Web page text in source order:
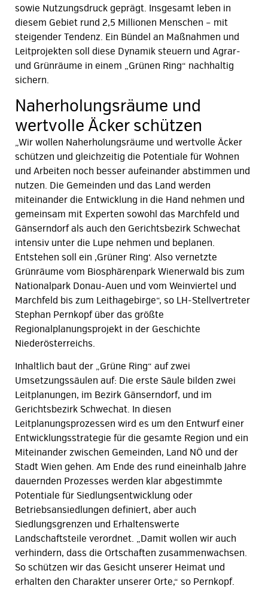
sowie Nutzungsdruck geprägt. Insgesamt leben in
diesem Gebiet rund 2,5 Millionen Menschen – mit
steigender Tendenz. Ein Bündel an Maßnahmen und
Leitprojekten soll diese Dynamik steuern und Agrar-
und Grünräume in einem „Grünen Ring“ nachhaltig
sichern.
Naherholungsräume und
wertvolle Äcker schützen
„Wir wollen Naherholungsräume und wertvolle Äcker
schützen und gleichzeitig die Potentiale für Wohnen
und Arbeiten noch besser aufeinander abstimmen und
nutzen. Die Gemeinden und das Land werden
miteinander die Entwicklung in die Hand nehmen und
gemeinsam mit Experten sowohl das Marchfeld und
Gänserndorf als auch den Gerichtsbezirk Schwechat
intensiv unter die Lupe nehmen und beplanen.
Entstehen soll ein ‚Grüner Ring‘. Also vernetzte
Grünräume vom Biosphärenpark Wienerwald bis zum
Nationalpark Donau-Auen und vom Weinviertel und
Marchfeld bis zum Leithagebirge“, so LH-Stellvertreter
Stephan Pernkopf über das größte
Regionalplanungsprojekt in der Geschichte
Niederösterreichs.
Inhaltlich baut der „Grüne Ring“ auf zwei
Umsetzungssäulen auf: Die erste Säule bilden zwei
Leitplanungen, im Bezirk Gänserndorf, und im
Gerichtsbezirk Schwechat. In diesen
Leitplanungsprozessen wird es um den Entwurf einer
Entwicklungsstrategie für die gesamte Region und ein
Miteinander zwischen Gemeinden, Land NÖ und der
Stadt Wien gehen. Am Ende des rund eineinhalb Jahre
dauernden Prozesses werden klar abgestimmte
Potentiale für Siedlungsentwicklung oder
Betriebsansiedlungen definiert, aber auch
Siedlungsgrenzen und Erhaltenswerte
Landschaftsteile verordnet. „Damit wollen wir auch
verhindern, dass die Ortschaften zusammenwachsen.
So schützen wir das Gesicht unserer Heimat und
erhalten den Charakter unserer Orte,“ so Pernkopf.